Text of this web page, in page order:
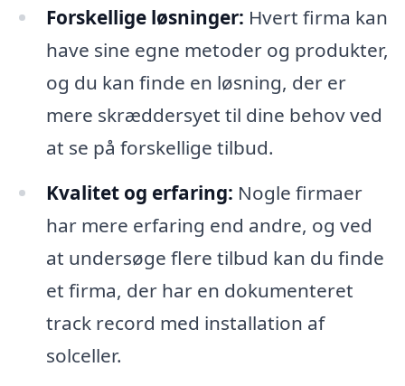
Forskellige løsninger: Hvert firma kan
have sine egne metoder og produkter,
og du kan finde en løsning, der er
mere skræddersyet til dine behov ved
at se på forskellige tilbud.
Kvalitet og erfaring: Nogle firmaer
har mere erfaring end andre, og ved
at undersøge flere tilbud kan du finde
et firma, der har en dokumenteret
track record med installation af
solceller.